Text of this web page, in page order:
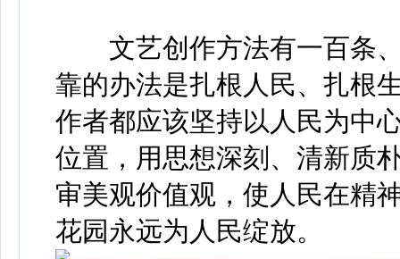
文艺创作方法有一百条、
靠的办法是扎根人民、扎根
作者都应该坚持以人民为中
位置，用思想深刻、清新质
审美观价值观，使人民在精
花园永远为人民绽放。